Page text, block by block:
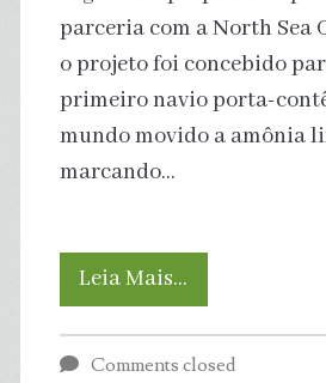
precisão
e
longa
parceria com a North Sea
o projeto foi concebido
primeiro navio porta-
mundo movido a amônia
marcando…
Leia Mais…
movido
Comments closed